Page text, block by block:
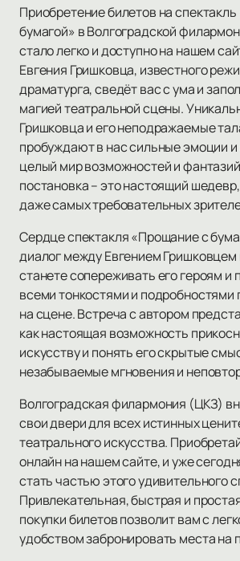
Приобретение билетов на
бумагой» в Волгоградской
стало легко и доступно на нашем
Евгения Гришковца, известного
драматурга, сведёт вас с ума и
магией театральной сцены.
Гришковца и его неподражаемые
пробуждают в нас сильные эмоции
целый мир возможностей и
постановка – это настоящий
даже самых требовательных
Сердце спектакля «Прощание с
диалог между Евгением Гришковцем
станете сопереживать его героям и
всеми тонкостями и подробностями
на сцене. Встреча с автором
как настоящая возможность
искусству и понять его скрытые
незабываемые мгновения и
Волгоградская филармония (ЦКЗ)
свои двери для всех истинных
театрального искусства.
онлайн на нашем сайте, и уже
стать частью этого удивительного
Привлекательная, быстрая и
покупки билетов позволит вам с
удобством забронировать места на